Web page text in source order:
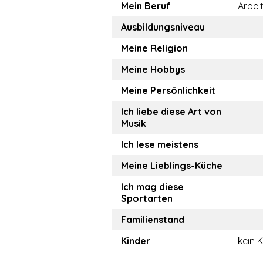
Mein Beruf
Ausbildungsniveau
Meine Religion
Meine Hobbys
Meine Persönlichkeit
Ich liebe diese Art von
Musik
Ich lese meistens
Meine Lieblings-Küche
Ich mag diese
Sportarten
Familienstand
Kinder
kein